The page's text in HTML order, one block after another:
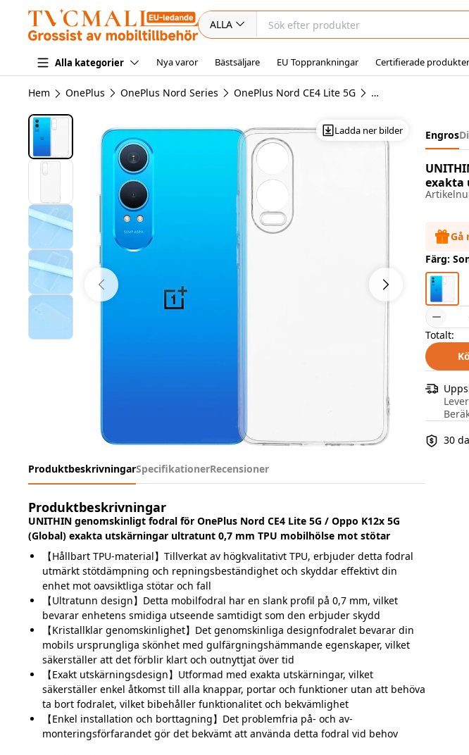
ALLA
Alla kategorier Nya varor Bästsäljare EU Topprankningar Certifierade produkter
Hem OnePlus OnePlus Nord Series OnePlus Nord CE4 Lite 5G OnePlus Nord CE4
Ladda ner bilder
ProduktbeskrivningarSpecifikationerRecensioner
Produktbeskrivningar
UNITHIN genomskinligt fodral för OnePlus Nord CE4 Lite 5G / Oppo K12x 5G
(Global) exakta utskärningar ultratunt 0,7 mm TPU mobilhölse mot stötar
【Hållbart TPU-material】Tillverkat av högkvalitativt TPU, erbjuder detta fodral
utmärkt stötdämpning och repningsbeständighet och skyddar effektivt din
enhet mot oavsiktliga stötar och fall
【Ultratunn design】Detta mobilfodral har en slank profil på 0,7 mm, vilket
bevarar enhetens smidiga utseende samtidigt som den erbjuder skydd
【Kristallklar genomskinlighet】Det genomskinliga designfodralet bevarar din
mobils ursprungliga skönhet med gulfärgningshämmande egenskaper, vilket
säkerställer att det förblir klart och outnyttjat över tid
【Exakt utskärningsdesign】Utformad med exakta utskärningar, vilket
säkerställer enkel åtkomst till alla knappar, portar och funktioner utan att behöva
ta bort fodralet, vilket bibehåller funktionalitet och bekvämlighet
【Enkel installation och borttagning】Det problemfria på- och av-
monteringsförfarandet gör det bekvämt att använda detta fodral vid behov
Engros
exakta
Gå
Färg:
Totalt:
30